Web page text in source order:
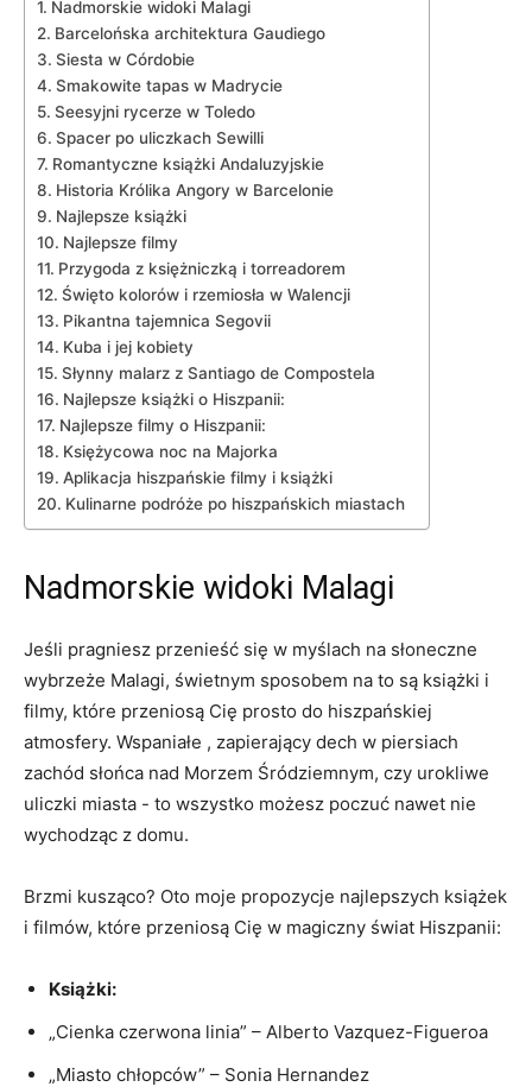
Nadmorskie widoki Malagi
Barcelońska architektura Gaudiego
Siesta w⁤ Córdobie
Smakowite tapas⁢ w Madrycie
Seesyjni rycerze w Toledo
Spacer po uliczkach Sewilli
Romantyczne książki Andaluzyjskie
Historia Królika Angory w Barcelonie
Najlepsze książki
Najlepsze⁣ filmy
Przygoda z księżniczką i torreadorem
Święto ⁢kolorów i rzemiosła w Walencji
Pikantna tajemnica Segovii
Kuba i‌ jej‌ kobiety
Słynny⁣ malarz z ‍Santiago de Compostela
Najlepsze książki o Hiszpanii:
Najlepsze filmy o⁤ Hiszpanii:
Księżycowa‌ noc na Majorka
Aplikacja ‍hiszpańskie filmy i książki
Kulinarne podróże ⁤po hiszpańskich miastach
Nadmorskie widoki Malagi
Jeśli ⁣pragniesz przenieść się ‍w myślach na słoneczne
wybrzeże Malagi, ‍świetnym sposobem ‌na​ to są ‍książki ‍i
filmy, które przeniosą Cię prosto ​do hiszpańskiej
atmosfery.‌ Wspaniałe , zapierający ⁤dech w piersiach
zachód słońca nad Morzem Śródziemnym, czy urokliwe
uliczki miasta ⁣- to wszystko możesz poczuć nawet nie
wychodząc z domu.
Brzmi kusząco? Oto moje propozycje⁢ najlepszych książek
i filmów, które ⁢przeniosą ​Cię w magiczny świat Hiszpanii:
Książki:
„Cienka czerwona linia” ⁢– Alberto ‌Vazquez-Figueroa
„Miasto chłopców” – ​Sonia Hernandez